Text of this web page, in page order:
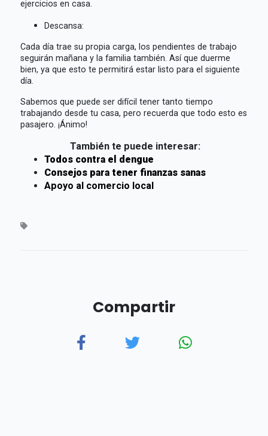
ejercicios en casa.
Descansa:
Cada día trae su propia carga, los pendientes de trabajo
seguirán mañana y la familia también. Así que duerme
bien, ya que esto te permitirá estar listo para el siguiente
día.
Sabemos que puede ser difícil tener tanto tiempo
trabajando desde tu casa, pero recuerda que todo esto es
pasajero. ¡Ánimo!
También te puede interesar:
Todos contra el dengue
Consejos para tener finanzas sanas
Apoyo al comercio local
Compartir